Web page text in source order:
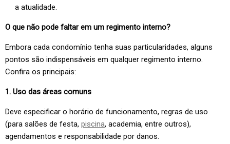
a atualidade.
O que não pode faltar em um regimento interno?
Embora cada condomínio tenha suas particularidades, alguns
pontos são indispensáveis em qualquer regimento interno.
Confira os principais:
1. Uso das áreas comuns
Deve especificar o horário de funcionamento, regras de uso
(para salões de festa, piscina, academia, entre outros),
agendamentos e responsabilidade por danos.